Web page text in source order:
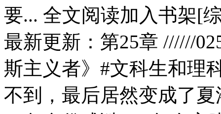
要... 全文阅读加入书架[
最新更新：第25章 //////
斯主义者》#文科生和理
不到，最后居然变成了